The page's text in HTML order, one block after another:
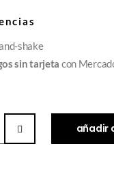
sin tarjeta con
añadir